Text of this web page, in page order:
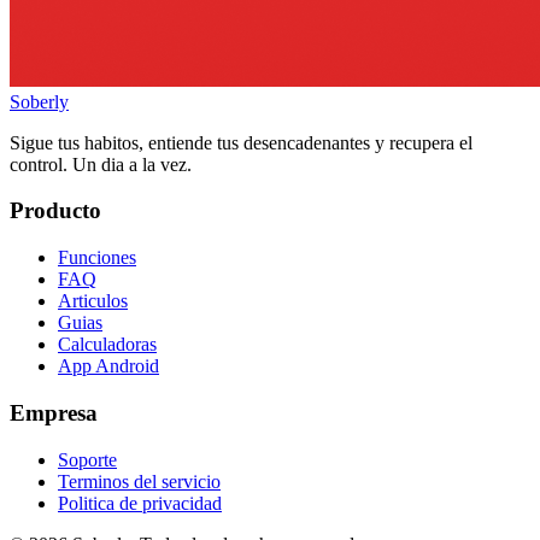
Soberly
Sigue tus habitos, entiende tus desencadenantes y recupera el
control. Un dia a la vez.
Producto
Funciones
FAQ
Articulos
Guias
Calculadoras
App Android
Empresa
Soporte
Terminos del servicio
Politica de privacidad